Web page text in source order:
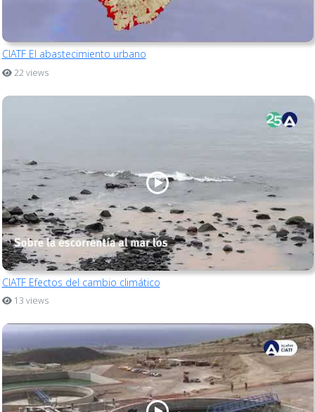
CIATF El abastecimiento urbano
22 views
CIATF Efectos del cambio climático
13 views